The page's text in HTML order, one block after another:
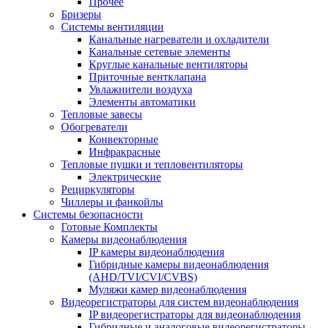
Бризеры
Системы вентиляции
Канальные нагреватели и охладители
Канальные сетевые элементы
Круглые канальные вентиляторы
Приточные вентклапана
Увлажнители воздуха
Элементы автоматики
Тепловые завесы
Обогреватели
Конвекторные
Инфракрасные
Тепловые пушки и тепловентиляторы
Электрические
Рециркуляторы
Чиллеры и фанкойлы
Системы безопасности
Готовые Комплекты
Камеры видеонаблюдения
IP камеры видеонаблюдения
Гибридные камеры видеонаблюдения
(AHD/TVI/CVI/CVBS)
Муляжи камер видеонаблюдения
Видеорегистраторы для систем видеонаблюдения
IP видеорегистраторы для видеонаблюдения